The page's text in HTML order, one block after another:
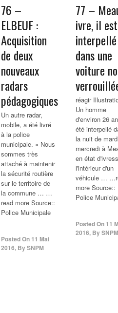
76 –
ELBEUF :
Acquisition
de deux
nouveaux
radars
pédagogiques
Un autre radar,
mobile, a été livré
à la police
municipale. « Nous
sommes très
attaché à maintenir
la sécurité routière
sur le territoire de
la commune … …
read more Source::
Police Municipale
Posted On 11 Mai
2016, BySNPM
77 –
ivre, il est
interpellé
dans une
voiture
réagir
Un homme
d'environ 26
été interpellé
la nuit de
mercredi à
en état
l'intérieur d'un
véhicule …
more Source::
Police
Posted On 11
2016, BySNPM